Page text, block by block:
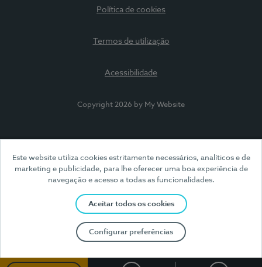
Este website utiliza cookies estritamente necessários, analíticos e de
marketing e publicidade, para lhe oferecer uma boa experiência de
navegação e acesso a todas as funcionalidades.
Aceitar todos os cookies
Configurar preferências
Política de cookies
Termos de utilização
Acessibilidade
Copyright 2026 by My Website